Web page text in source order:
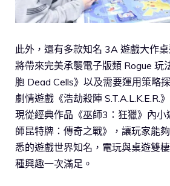
此外，還有多款知名 3A 遊戲大作
將帶來完美承襲電子版類 Rogue 玩
胞 Dead Cells》以及需要運用策略
劇情遊戲《浩劫殺陣 S.T.A.L.K.E.R.
現從經典作品《巫師3：狂獵》內小
師昆特牌：傳奇之戰》，讓玩家能
悉的遊戲世界知名，電玩與桌遊雙
種興趣一次滿足。